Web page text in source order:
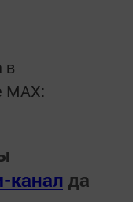
в
MАХ:
канал да